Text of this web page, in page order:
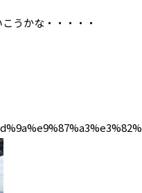
うかな・・・・・